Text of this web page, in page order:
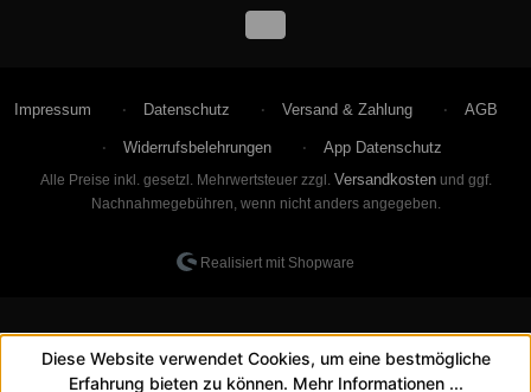
Impressum Datenschutz Versand & Zahlung AGB
Widerrufsbelehrungen App Datenschutz
Alle Preise inkl. gesetzl. Mehrwertsteuer zzgl. Versandkostenund ggf.
Nachnahmegebühren, wenn nicht anders angegeben.
Realisiert mit Shopware
Diese Website verwendet Cookies, um eine bestmögliche
Erfahrung bieten zu können. Mehr Informationen ...